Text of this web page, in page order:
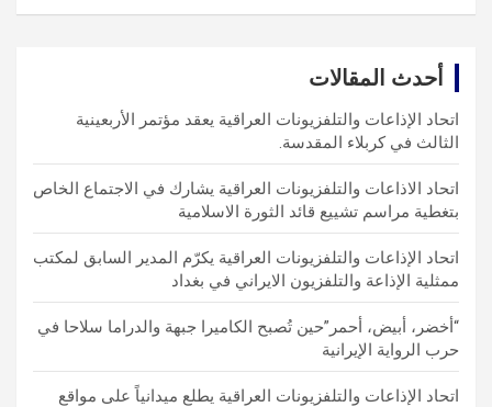
أحدث المقالات
اتحاد الإذاعات والتلفزيونات العراقية يعقد مؤتمر الأربعينية
الثالث في كربلاء المقدسة.
اتحاد الاذاعات والتلفزيونات العراقية يشارك في الاجتماع الخاص
بتغطية مراسم تشييع قائد الثورة الاسلامية
اتحاد الإذاعات والتلفزيونات العراقية يكرّم المدير السابق لمكتب
ممثلية الإذاعة والتلفزيون الايراني في بغداد
“أخضر، أبيض، أحمر”حين تُصبح الكاميرا جبهة والدراما سلاحا في
حرب الرواية الإيرانية
اتحاد الإذاعات والتلفزيونات العراقية يطلع ميدانياً على مواقع